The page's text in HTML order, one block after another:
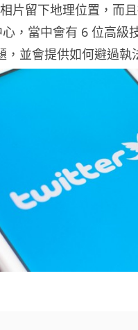
片留下地理位置，而
，當中會有 6 位高級
，並會提供如何避過執